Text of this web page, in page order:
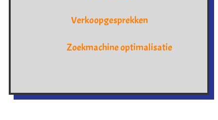
Verkoopgesprekken
Zoekmachine optimalisatie